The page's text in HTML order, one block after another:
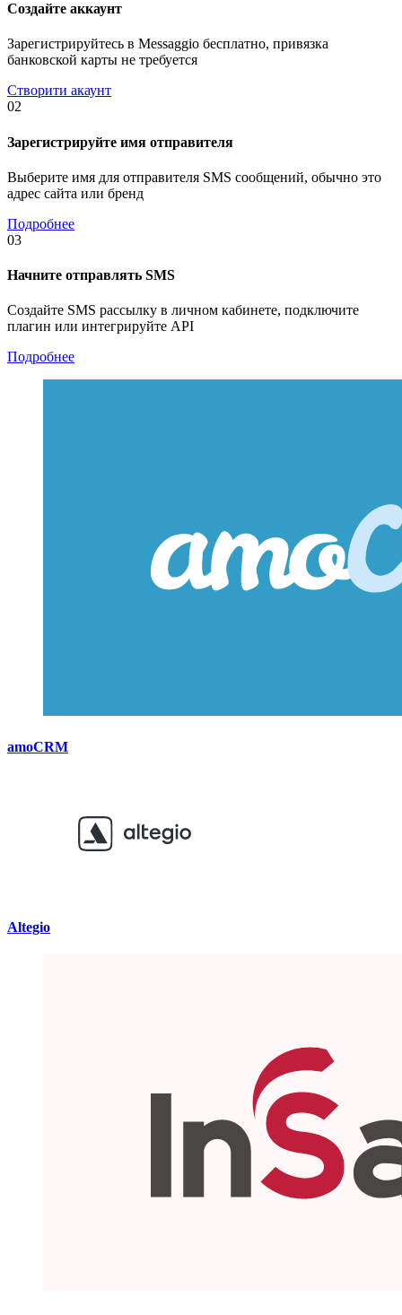
Создайте аккаунт
Зарегистрируйтесь в Messaggio бесплатно, привязка
банковской карты не требуется
Створити акаунт
02
Зарегистрируйте имя отправителя
Выберите имя для отправителя SMS сообщений, обычно это
адрес сайта или бренд
Подробнее
03
Начните отправлять SMS
Создайте SMS рассылку в личном кабинете, подключите
плагин или интегрируйте API
Подробнее
amoCRM
Altegio